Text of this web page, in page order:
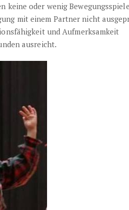
keine oder wenig Bewegungsspiele
mit einem Partner nicht
und Aufmerksamkeit
ausreicht.